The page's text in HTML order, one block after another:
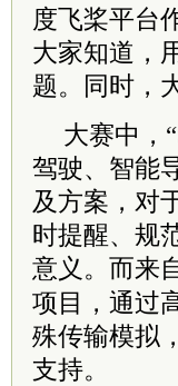
度飞桨平台
大家知道，
题。同时，
大赛中，
驾驶、智能
及方案，对
时提醒、规
意义。而来
项目，通过
殊传输模拟
支持。